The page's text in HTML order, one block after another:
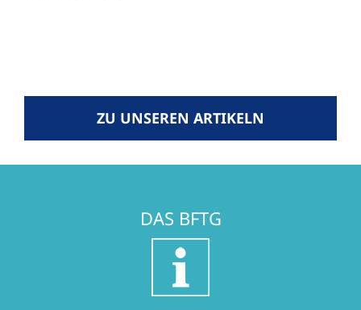
ZU UNSEREN ARTIKELN
DAS BFTG